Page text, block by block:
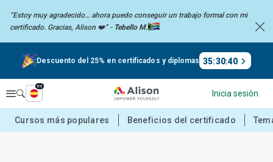
“Estoy muy agradecido… ahora puedo conseguir un trabajo formal con mi
certificado. Gracias, Alison ❤️” - Tebello M.
Descuento del 25% en certificados y diplomas 35:30:40
Explorar
es
Inicia sesión
Cursos más populares Beneficios del certificado